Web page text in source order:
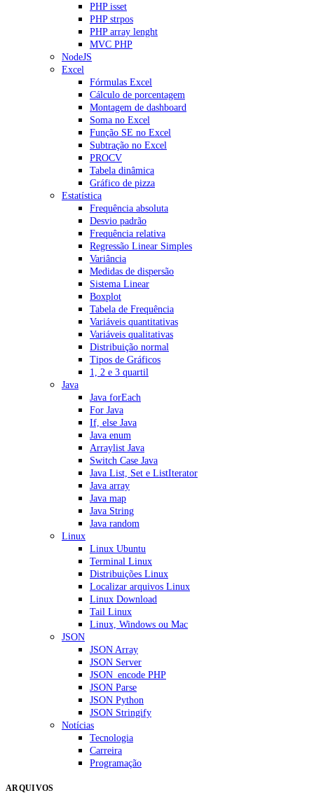
PHP isset
PHP strpos
PHP array lenght
MVC PHP
NodeJS
Excel
Fórmulas Excel
Cálculo de porcentagem
Montagem de dashboard
Soma no Excel
Função SE no Excel
Subtração no Excel
PROCV
Tabela dinâmica
Gráfico de pizza
Estatística
Frequência absoluta
Desvio padrão
Frequência relativa
Regressão Linear Simples
Variância
Medidas de dispersão
Sistema Linear
Boxplot
Tabela de Frequência
Variáveis quantitativas
Variáveis qualitativas
Distribuição normal
Tipos de Gráficos
1, 2 e 3 quartil
Java
Java forEach
For Java
If, else Java
Java enum
Arraylist Java
Switch Case Java
Java List, Set e ListIterator
Java array
Java map
Java String
Java random
Linux
Linux Ubuntu
Terminal Linux
Distribuições Linux
Localizar arquivos Linux
Linux Download
Tail Linux
Linux, Windows ou Mac
JSON
JSON Array
JSON Server
JSON_encode PHP
JSON Parse
JSON Python
JSON Stringify
Notícias
Tecnologia
Carreira
Programação
ARQUIVOS